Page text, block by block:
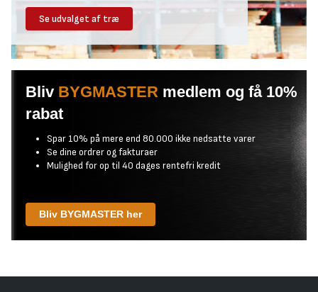
Se udvalget af træ
Bliv BYGMASTER medlem og få 10%
rabat
Spar 10% på mere end 80.000 ikke nedsatte varer
Se dine ordrer og fakturaer
Mulighed for op til 40 dages rentefri kredit
Bliv BYGMASTER her